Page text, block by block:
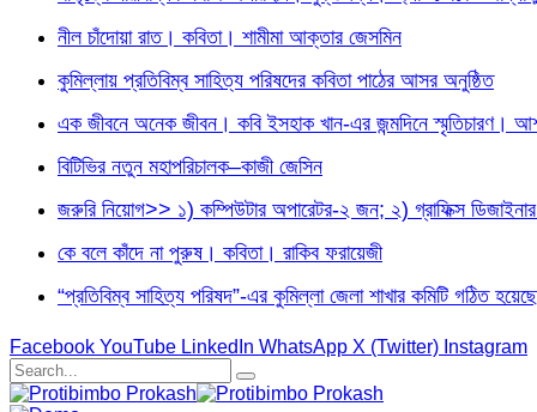
নীল চাঁদোয়া রাত। কবিতা। শামীমা আক্তার জেসমিন
কুমিল্লায় প্রতিবিম্ব সাহিত্য পরিষদের কবিতা পাঠের আসর অনুষ্ঠিত
এক জীবনে অনেক জীবন। কবি ইসহাক খান-এর জন্মদিনে স্মৃতিচারণ।
বিটিভির নতুন মহাপরিচালক–কাজী জেসিন
জরুরি নিয়োগ>> ১) কম্পিউটার অপারেটর-২ জন; ২) গ্রাফিক্স
কে বলে কাঁদে না পুরুষ। কবিতা। রাকিব ফরায়েজী
“প্রতিবিম্ব সাহিত্য পরিষদ”-এর কুমিল্লা জেলা শাখার কমিটি গঠিত হয়েছে
Facebook YouTube LinkedIn WhatsApp X (Twitter) Instagram